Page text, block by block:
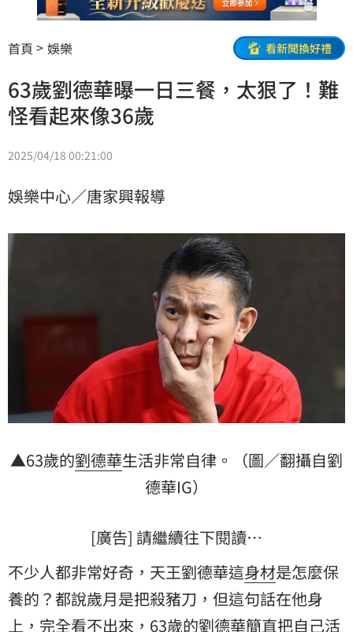
首頁 娛樂 看新聞換好禮
63歲劉德華曝一日三餐，太狠了！難
怪看起來像36歲
2025/04/18 00:21:00
娛樂中心／唐家興報導
▲63歲的劉德華生活非常自律。（圖／翻攝自劉
德華IG）
[廣告] 請繼續往下閱讀…
不少人都非常好奇，天王劉德華這身材是怎麼保
養的？都說歲月是把殺豬刀，但這句話在他身
上，完全看不出來，63歲的劉德華簡直把自己活